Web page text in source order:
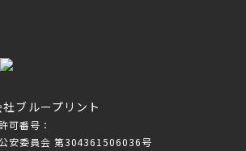
ブループリント
可番号：
安委員会 第304361506036号